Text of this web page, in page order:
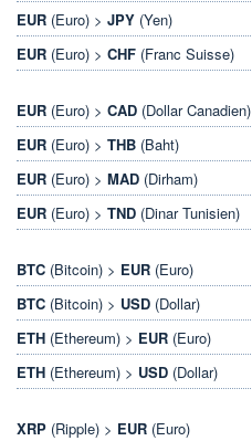
EUR (Euro) > JPY (Yen)
EUR (Euro) > CHF (Franc Suisse)
EUR (Euro) > CAD (Dollar Canadien)
EUR (Euro) > THB (Baht)
EUR (Euro) > MAD (Dirham)
EUR (Euro) > TND (Dinar Tunisien)
BTC (Bitcoin) > EUR (Euro)
BTC (Bitcoin) > USD (Dollar)
ETH (Ethereum) > EUR (Euro)
ETH (Ethereum) > USD (Dollar)
XRP (Ripple) > EUR (Euro)